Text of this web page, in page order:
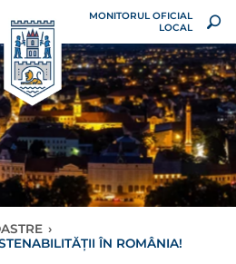
MONITORUL OFICIAL
LOCAL
›
ÎN ROMÂNIA!